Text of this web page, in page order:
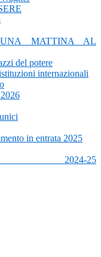
MATTINA AL
del potere
internazionali
in entrata 2025
25